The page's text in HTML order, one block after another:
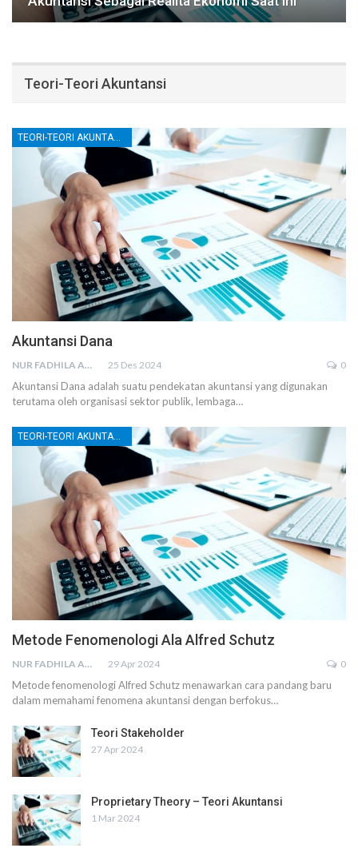
Teori-Teori Akuntansi
Akuntansi Dana
NUR FADHILA AMRI, SE., AK., M.SI 25 Des 2024 0
Akuntansi Dana adalah suatu pendekatan akuntansi yang digunakan
terutama oleh organisasi sektor publik, lembaga…
TEORI-TEORI AKUNTANSI
Metode Fenomenologi Ala Alfred Schutz
NUR FADHILA AMRI, SE., AK., M.SI 29 Apr 2024 0
Metode fenomenologi Alfred Schutz menawarkan cara pandang baru
dalam memahami fenomena akuntansi dengan berfokus…
Teori Stakeholder
27 Apr 2024
Proprietary Theory – Teori Akuntansi
1 Mar 2024